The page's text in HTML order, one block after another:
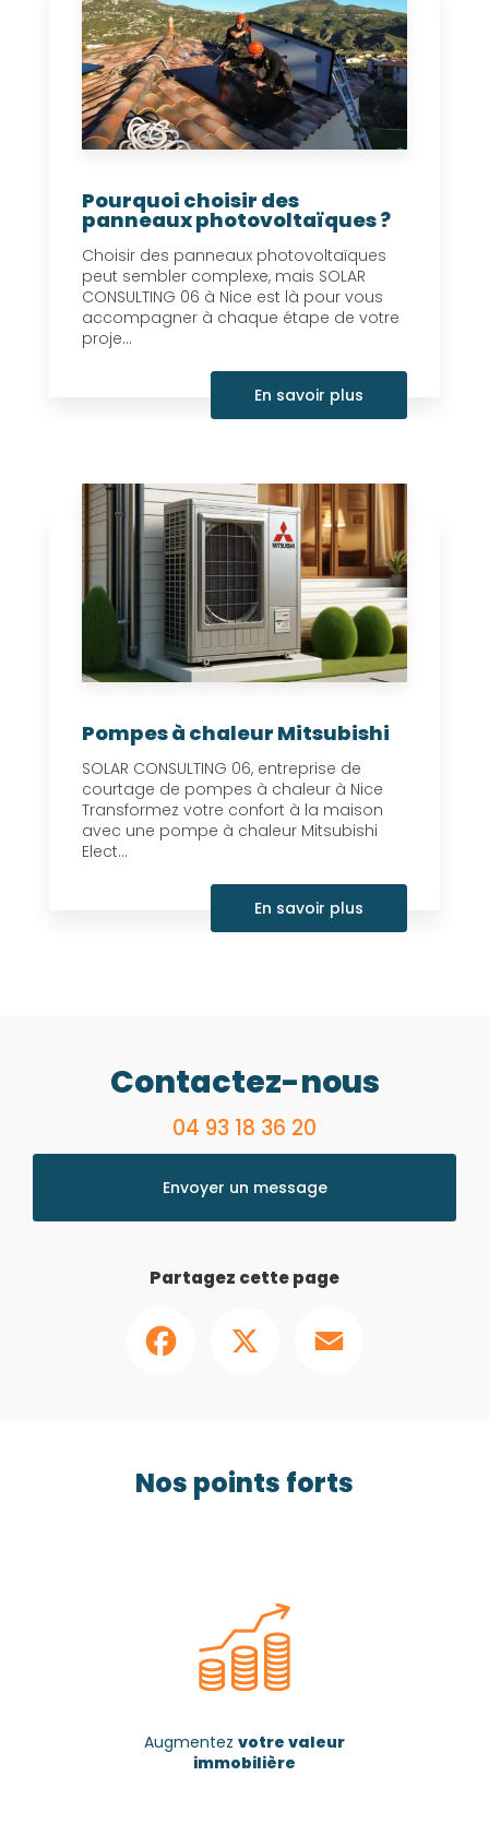
Pourquoi choisir des
panneaux photovoltaïques ?
Choisir des panneaux photovoltaïques
peut sembler complexe, mais SOLAR
CONSULTING 06 à Nice est là pour vous
accompagner à chaque étape de votre
proje...
En savoir plus
Pompes à chaleur Mitsubishi
SOLAR CONSULTING 06, entreprise de
courtage de pompes à chaleur à Nice
Transformez votre confort à la maison
avec une pompe à chaleur Mitsubishi
Elect...
En savoir plus
Contactez-nous
04 93 18 36 20
Envoyer un message
Partagez cette page
Nos points forts
Augmentez votre valeur
immobilière